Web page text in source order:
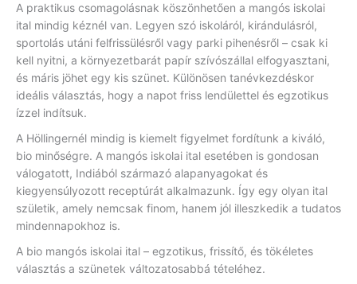
A praktikus csomagolásnak köszönhetően a mangós iskolai
ital mindig kéznél van. Legyen szó iskoláról, kirándulásról,
sportolás utáni felfrissülésről vagy parki pihenésről – csak ki
kell nyitni, a környezetbarát papír szívószállal elfogyasztani,
és máris jöhet egy kis szünet. Különösen tanévkezdéskor
ideális választás, hogy a napot friss lendülettel és egzotikus
ízzel indítsuk.
A Höllingernél mindig is kiemelt figyelmet fordítunk a kiváló,
bio minőségre. A mangós iskolai ital esetében is gondosan
válogatott, Indiából származó alapanyagokat és
kiegyensúlyozott receptúrát alkalmazunk. Így egy olyan ital
születik, amely nemcsak finom, hanem jól illeszkedik a tudatos
mindennapokhoz is.
A bio mangós iskolai ital – egzotikus, frissítő, és tökéletes
választás a szünetek változatosabbá tételéhez.